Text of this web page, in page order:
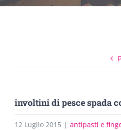
involtini di pesce spada
12 Luglio 2015 | antipasti e